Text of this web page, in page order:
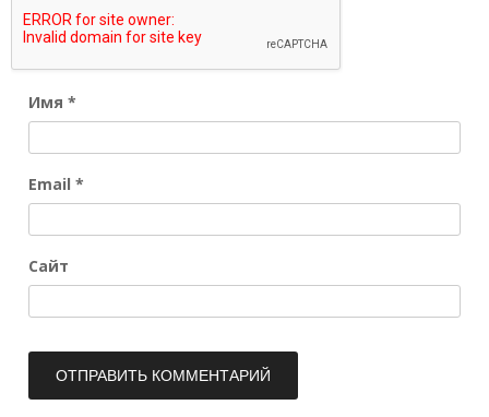
Имя *
Email *
Сайт